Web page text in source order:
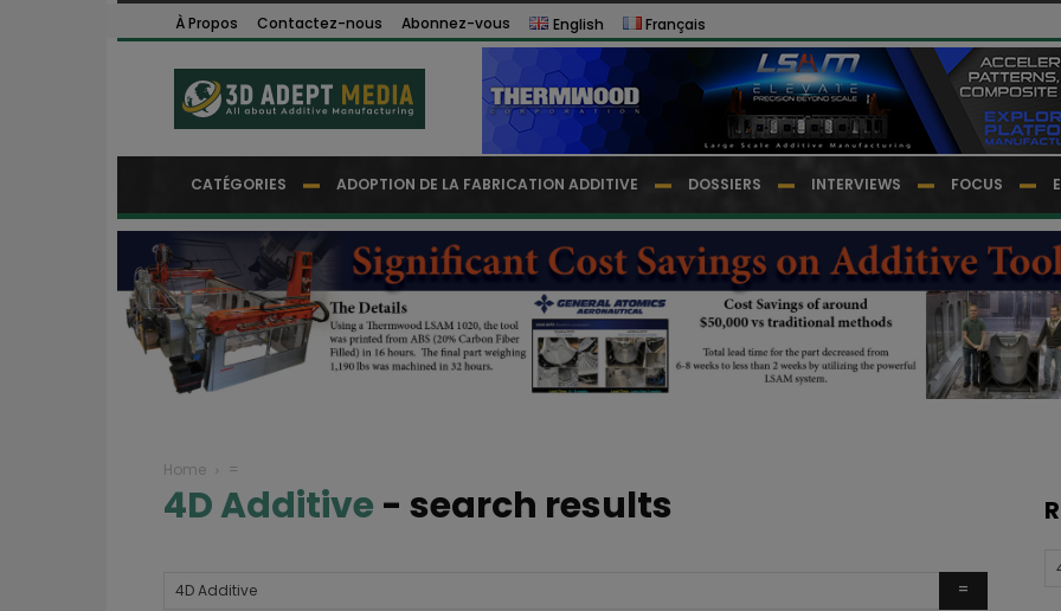
À Propos Contactez-nous Abonnez-vous English Français
CATÉGORIES ADOPTION DE LA FABRICATION ADDITIVE DOSSIERS INTERVIEWS FOCUS
Home =
4D Additive - search results